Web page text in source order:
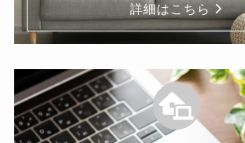
詳細はこちら